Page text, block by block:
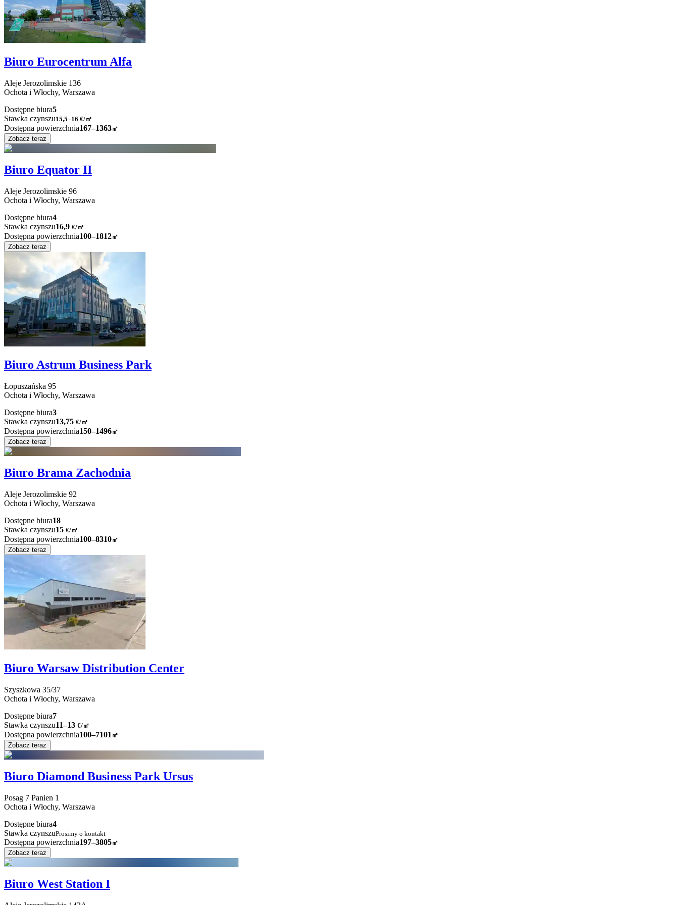
Biuro Eurocentrum Alfa
Aleje Jerozolimskie 136
Ochota i Włochy, Warszawa
Dostępne biura5
Stawka czynszu15,5–16 €/㎡
Dostępna powierzchnia167–1363㎡
Zobacz teraz
Biuro Equator II
Aleje Jerozolimskie 96
Ochota i Włochy, Warszawa
Dostępne biura4
Stawka czynszu16,9 €/㎡
Dostępna powierzchnia100–1812㎡
Zobacz teraz
Biuro Astrum Business Park
Łopuszańska 95
Ochota i Włochy, Warszawa
Dostępne biura3
Stawka czynszu13,75 €/㎡
Dostępna powierzchnia150–1496㎡
Zobacz teraz
Biuro Brama Zachodnia
Aleje Jerozolimskie 92
Ochota i Włochy, Warszawa
Dostępne biura18
Stawka czynszu15 €/㎡
Dostępna powierzchnia100–8310㎡
Zobacz teraz
Biuro Warsaw Distribution Center
Szyszkowa 35/37
Ochota i Włochy, Warszawa
Dostępne biura7
Stawka czynszu11–13 €/㎡
Dostępna powierzchnia100–7101 ㎡
Zobacz teraz
Biuro Diamond Business Park Ursus
Posag 7 Panien 1
Ochota i Włochy, Warszawa
Dostępne biura4
Stawka czynszuProsimy o kontakt
Dostępna powierzchnia197–3805㎡
Zobacz teraz
Biuro West Station I